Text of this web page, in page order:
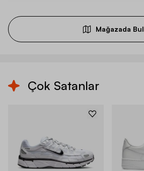
Mağazada Bul
Çok Satanlar